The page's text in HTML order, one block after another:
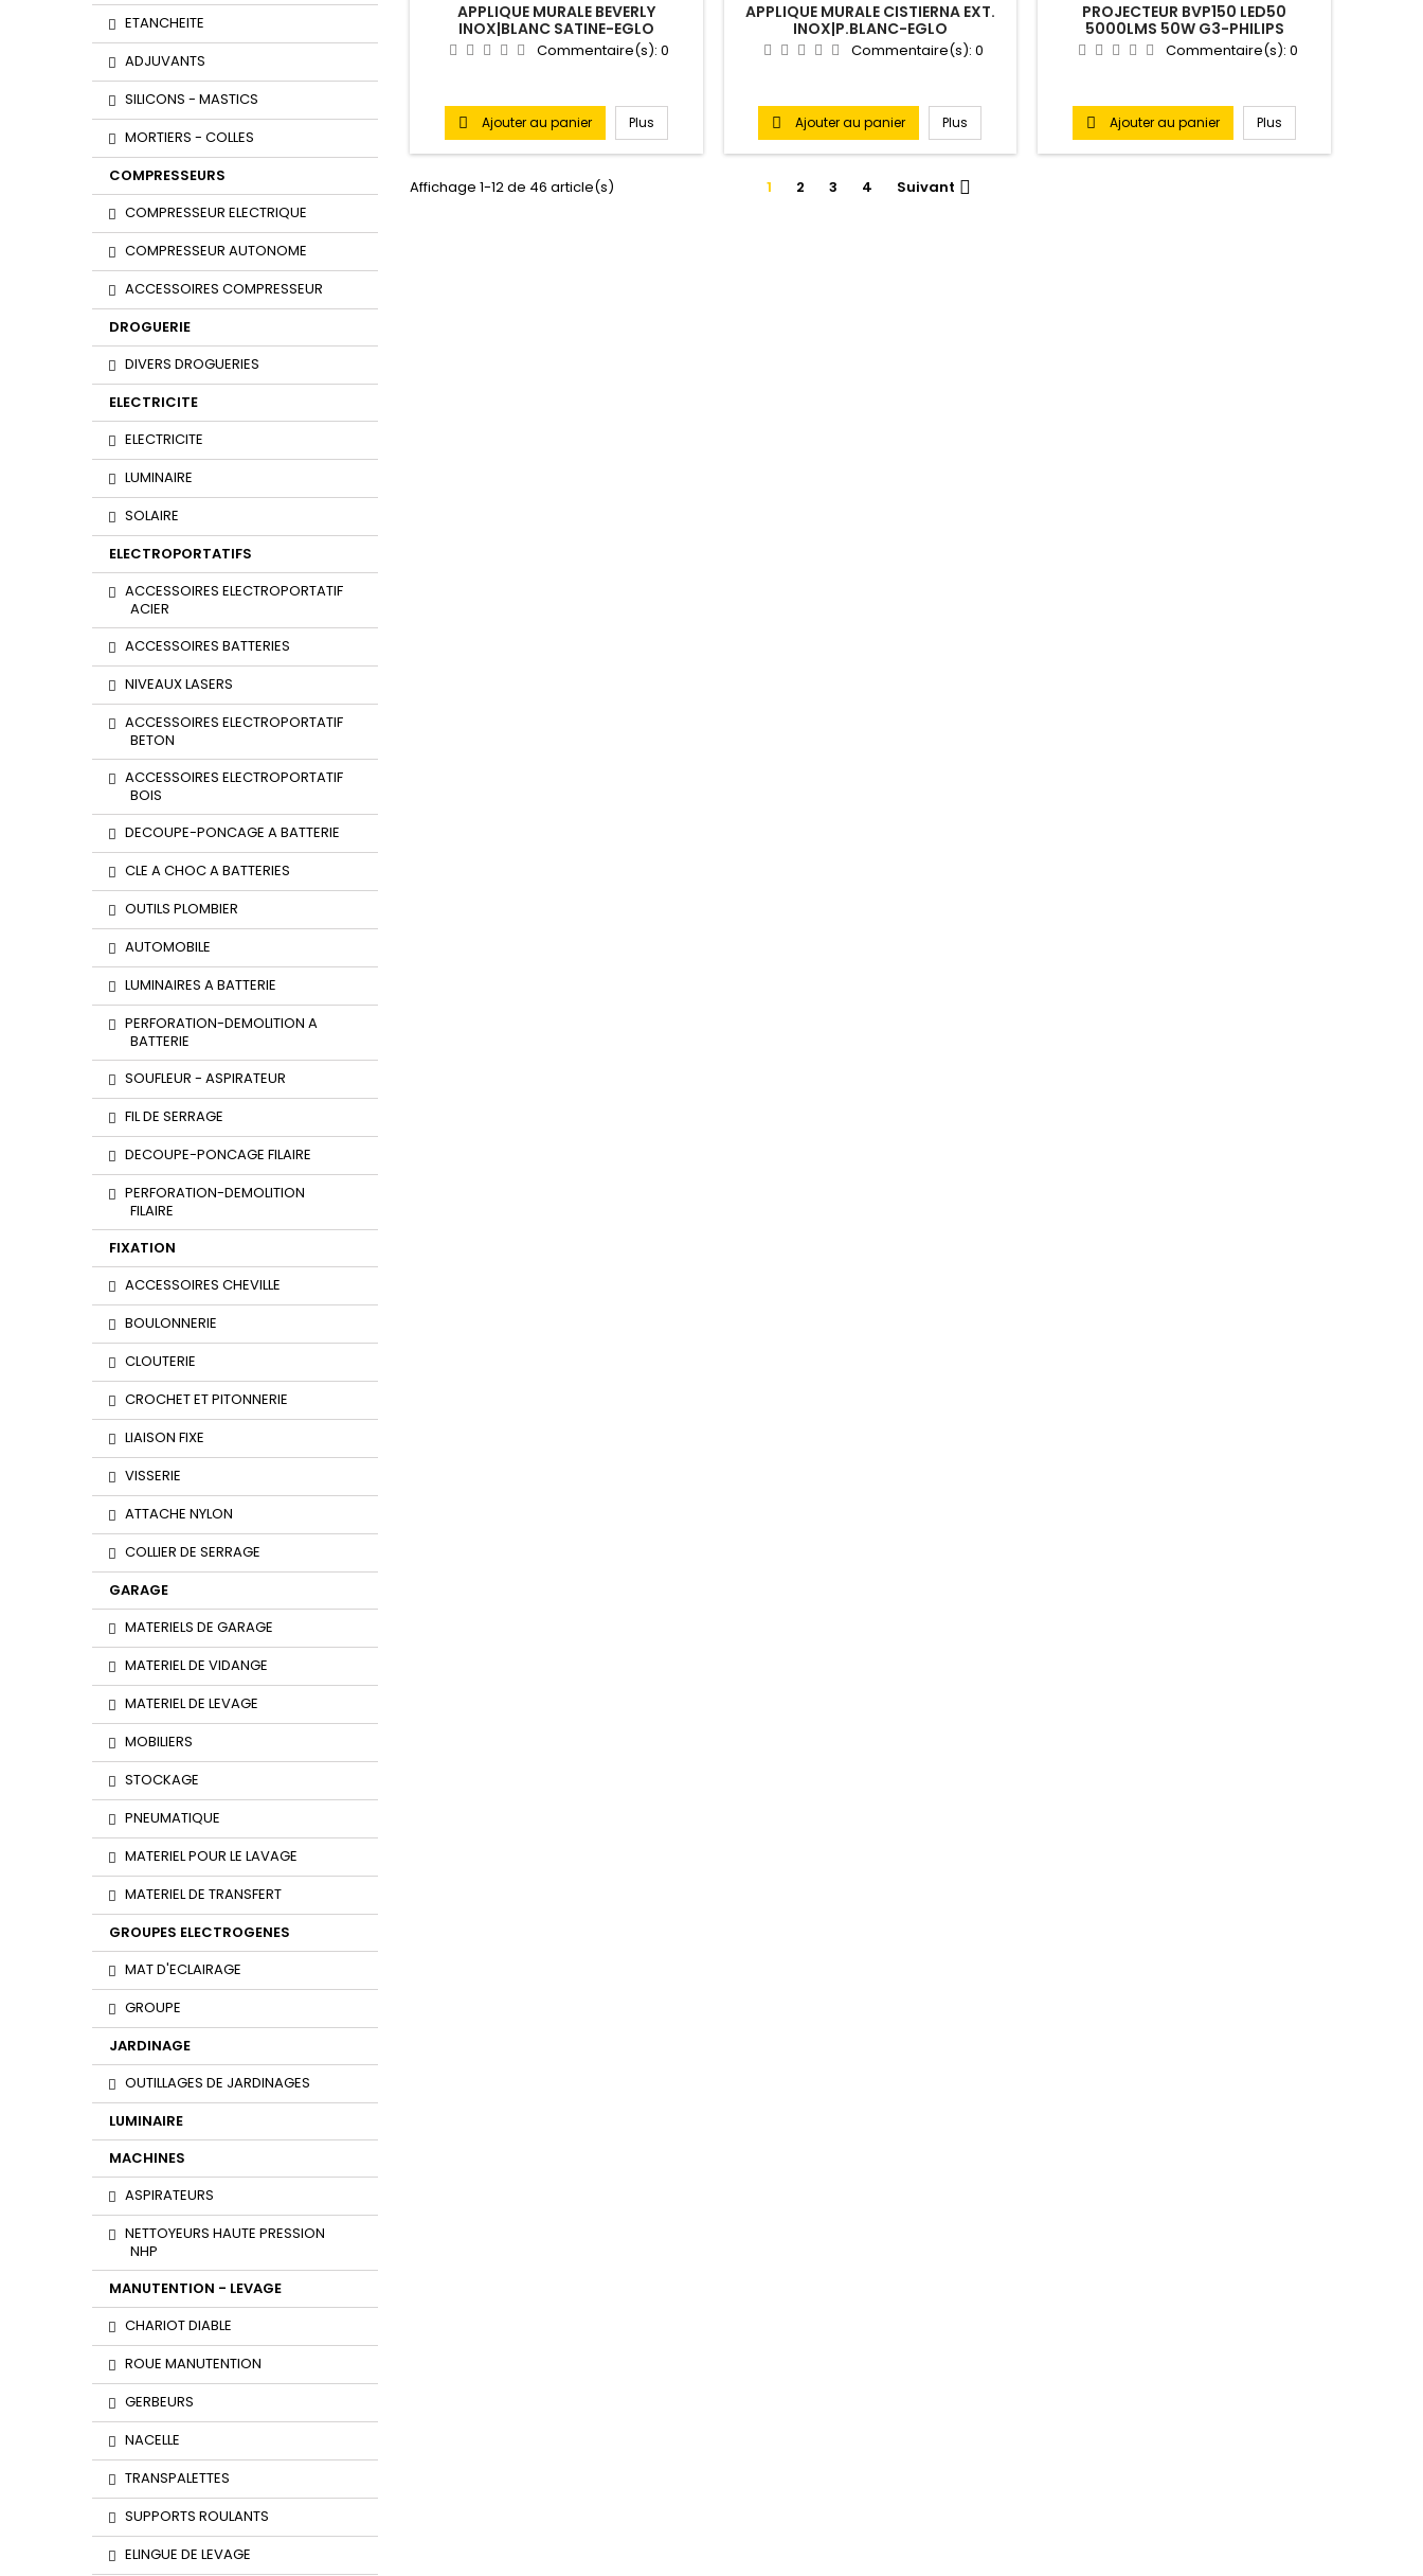
ETANCHEITE
ADJUVANTS
SILICONS - MASTICS
MORTIERS - COLLES
COMPRESSEURS
COMPRESSEUR ELECTRIQUE
COMPRESSEUR AUTONOME
ACCESSOIRES COMPRESSEUR
DROGUERIE
DIVERS DROGUERIES
ELECTRICITE
ELECTRICITE
LUMINAIRE
SOLAIRE
ELECTROPORTATIFS
ACCESSOIRES ELECTROPORTATIF
ACIER
ACCESSOIRES BATTERIES
NIVEAUX LASERS
ACCESSOIRES ELECTROPORTATIF
BETON
ACCESSOIRES ELECTROPORTATIF
BOIS
DECOUPE-PONCAGE A BATTERIE
CLE A CHOC A BATTERIES
OUTILS PLOMBIER
AUTOMOBILE
LUMINAIRES A BATTERIE
PERFORATION-DEMOLITION A
BATTERIE
SOUFLEUR - ASPIRATEUR
FIL DE SERRAGE
DECOUPE-PONCAGE FILAIRE
PERFORATION-DEMOLITION
FILAIRE
FIXATION
ACCESSOIRES CHEVILLE
BOULONNERIE
CLOUTERIE
CROCHET ET PITONNERIE
LIAISON FIXE
VISSERIE
ATTACHE NYLON
COLLIER DE SERRAGE
GARAGE
MATERIELS DE GARAGE
MATERIEL DE VIDANGE
MATERIEL DE LEVAGE
MOBILIERS
STOCKAGE
PNEUMATIQUE
MATERIEL POUR LE LAVAGE
MATERIEL DE TRANSFERT
GROUPES ELECTROGENES
MAT D'ECLAIRAGE
GROUPE
JARDINAGE
OUTILLAGES DE JARDINAGES
LUMINAIRE
MACHINES
ASPIRATEURS
NETTOYEURS HAUTE PRESSION
NHP
MANUTENTION - LEVAGE
CHARIOT DIABLE
ROUE MANUTENTION
GERBEURS
NACELLE
TRANSPALETTES
SUPPORTS ROULANTS
ELINGUE DE LEVAGE
APPLIQUE MURALE BEVERLY
INOX|BLANC SATINE-EGLO
Commentaire(s):0
 Ajouter au panier Plus
APPLIQUE MURALE CISTIERNA EXT.
INOX|P.BLANC-EGLO
Commentaire(s): 0
 Ajouter au panier Plus
PROJECTEUR BVP150 LED50
5000LMS 50W G3-PHILIPS
Commentaire(s): 0
 Ajouter au panier Plus
Affichage 1-12 de 46 article(s) 1 2 3 4 Suivant 